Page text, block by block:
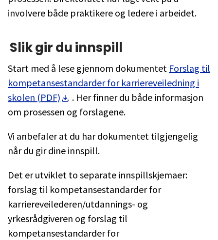
involvere både praktikere og ledere i arbeidet.
Slik gir du innspill
Start med å lese gjennom dokumentet Forslag til
kompetansestandarder for karriereveiledning i
skolen (PDF)
. Her finner du både informasjon
om prosessen og forslagene.
Vi anbefaler at du har dokumentet tilgjengelig
når du gir dine innspill.
Det er utviklet to separate innspillskjemaer:
forslag til kompetansestandarder for
karriereveilederen/utdannings- og
yrkesrådgiveren og forslag til
kompetansestandarder for